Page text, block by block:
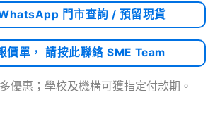
門市查詢 / 預留現貨
價單， 請按此聯絡 SME Team
優惠；學校及機構可獲指定付款期。